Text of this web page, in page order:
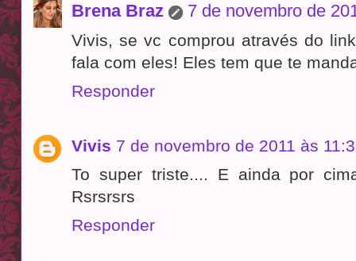
Brena Braz 7 de novembro de
Vivis, se vc comprou através do
fala com eles! Eles tem que te
Responder
Vivis 7 de novembro de 2011 às
To super triste.... E ainda por
Rsrsrsrs
Responder